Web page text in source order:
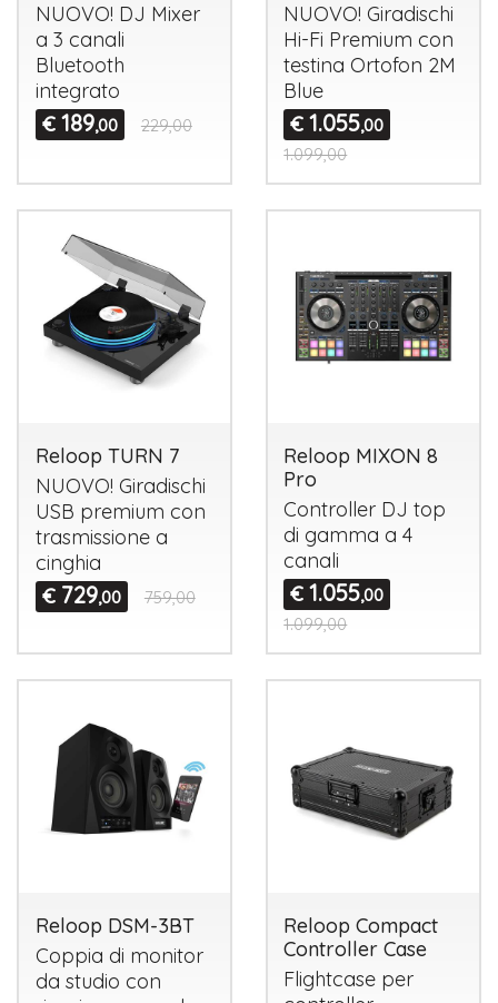
NUOVO! DJ Mixer
a 3 canali
Bluetooth
integrato
€ 189,00 229,00
NUOVO! ​Giradischi
Hi-Fi Premium con
testina Ortofon 2M
Blue
€ 1.055,00
1.099,00
Reloop TURN 7
NUOVO! Giradischi
USB premium con
trasmissione a
cinghia
€ 729,00 759,00
Reloop MIXON 8
Pro
Controller DJ top
di gamma a 4
canali
€ 1.055,00
1.099,00
Reloop DSM-3BT
Coppia di monitor
da studio con
Reloop Compact
Controller Case
Flightcase per